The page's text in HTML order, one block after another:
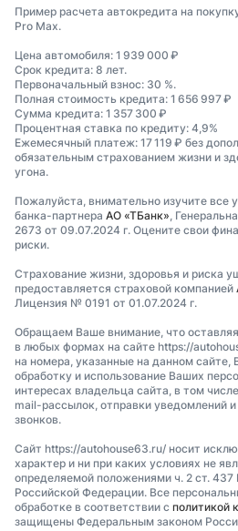
Пример расчета автокредита на
Pro Max.
Цена автомобиля: 1 939 000 ₽
Срок кредита: 8 лет.
Первоначальный взнос: 30 %.
Полная стоимость кредита: 1 656 997 ₽
Сумма кредита: 1 357 300 ₽
Процентная ставка по кредиту: 4,9%
Ежемесячный платеж: 17 119 ₽ без
обязательным страхованием жизни и
угона.
Пожалуйста, внимательно изучите все
банка-партнера АО «ТБанк» ,
2673 от 09.07.2024 г. Оцените свои
риски.
Страхование жизни, здоровья и риска
предоставляется страховой компанией
Лицензия № 0191 от 01.07.2024 г.
Обращаем Ваше внимание, что
в любых формах на сайте https://
на номера, указанные на данном сайте,
обработку и использование Ваших
интересах владельца сайта, в том
mail-рассылок, отправки уведомлений
звонков.
Сайт https://autohouse63.ru/ носит
характер и ни при каких условиях не
определяемой положениями ч. 2 ст. 437
Российской Федерации. Все
обработке в соответствии с политикой
защищены Федеральным законом